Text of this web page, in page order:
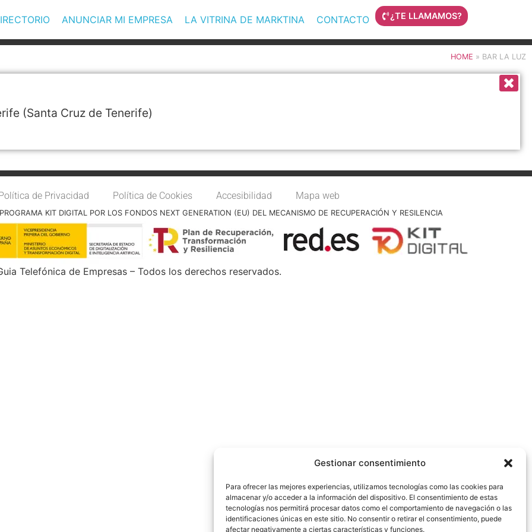
Gestionar consentimiento
Para ofrecer las mejores experiencias, utilizamos tecnologías como las cookies para
almacenar y/o acceder a la información del dispositivo. El consentimiento de estas
tecnologías nos permitirá procesar datos como el comportamiento de navegación o las
identificaciones únicas en este sitio. No consentir o retirar el consentimiento, puede
afectar negativamente a ciertas características y funciones.
ANUNCIAR MI EMPRESA LA VITRINA DE MARKTINA CONTACTO ¿TE LLAMAMOS?
HOME » BAR LA LUZ
(Santa Cruz de Tenerife)
de Privacidad Política de Cookies Accesibilidad Mapa web
KIT DIGITAL POR LOS FONDOS NEXT GENERATION (EU) DEL MECANISMO DE RECUPERACIÓN Y RESILENCIA
Telefónica de Empresas – Todos los derechos reservados.